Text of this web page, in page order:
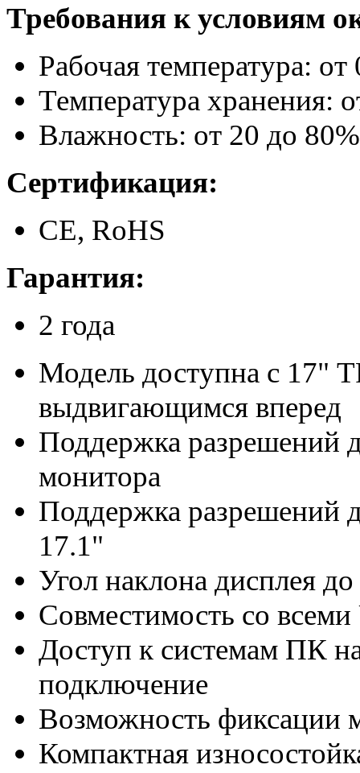
Требования к условиям
Рабочая температура: от
Температура хранения:
Влажность: от 20 до 80%
Сертификация:
CE, RoHS
Гарантия:
2 года
Модель доступна с 17"
выдвигающимся вперед
Поддержка разрешений
монитора
Поддержка разрешений
17.1"
Угол наклона дисплея
Совместимость со
Доступ к системам ПК
подключение
Возможность фиксации
Компактная